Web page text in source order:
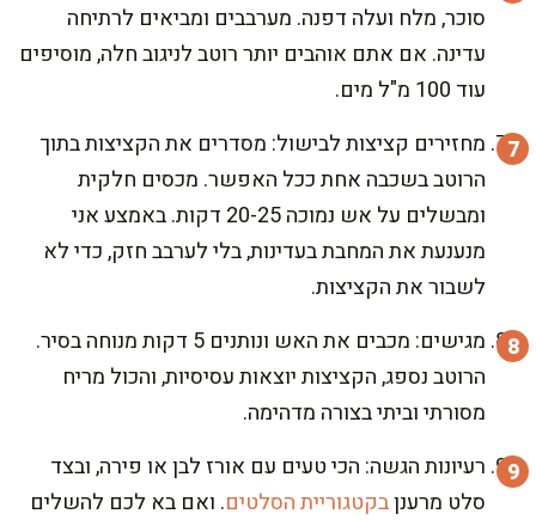
סוכר, מלח ועלה דפנה. מערבבים ומביאים לרתיחה
עדינה. אם אתם אוהבים יותר רוטב לניגוב חלה, מוסיפים
עוד 100 מ"ל מים.
מחזירים קציצות לבישול: מסדרים את הקציצות בתוך
הרוטב בשכבה אחת ככל האפשר. מכסים חלקית
ומבשלים על אש נמוכה 20-25 דקות. באמצע אני
מנענעת את המחבת בעדינות, בלי לערבב חזק, כדי לא
לשבור את הקציצות.
מגישים: מכבים את האש ונותנים 5 דקות מנוחה בסיר.
הרוטב נספג, הקציצות יוצאות עסיסיות, והכול מריח
מסורתי וביתי בצורה מדהימה.
רעיונות הגשה: הכי טעים עם אורז לבן או פירה, ובצד
סלט מרענןבקטגוריית הסלטים. ואם בא לכם להשלים